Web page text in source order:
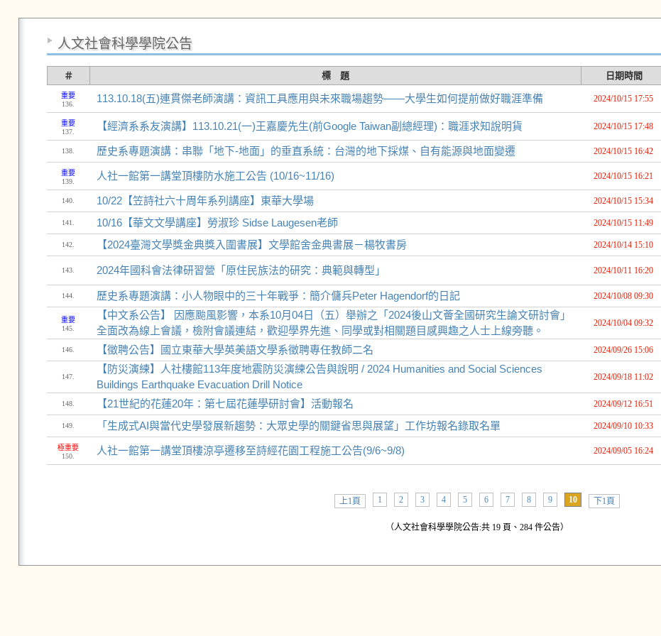
人文社會科學學院公告
＃ 標 題 日期時間
重要
136.
113.10.18(五)連貫傑老師演講：資訊工具應用與未來職場趨勢——大學生如何提前做好職涯準備 2024/10/15 17:55
重要
137.
【經濟系系友演講】113.10.21(一)王嘉慶先生(前Google Taiwan副總經理)：職涯求知說明貨 2024/10/15 17:48
138. 歷史系專題演講：串聯「地下-地面」的垂直系統：台灣的地下採煤、自有能源與地面變遷 2024/10/15 16:42
重要
139.
人社一館第一講堂頂樓防水施工公告 (10/16~11/16) 2024/10/15 16:21
140. 10/22【笠詩社六十周年系列講座】東華大學場 2024/10/15 15:34
141. 10/16【華文文學講座】勞淑珍 Sidse Laugesen老師 2024/10/15 11:49
142. 【2024臺灣文學獎金典獎入圍書展】文學館舍金典書展－楊牧書房 2024/10/14 15:10
143. 2024年國科會法律研習營「原住民族法的研究：典範與轉型」 2024/10/11 16:20
144. 歷史系專題演講：小人物眼中的三十年戰爭：簡介傭兵Peter Hagendorf的日記 2024/10/08 09:30
重要
145.
【中文系公告】 因應颱風影響，本系10月04日（五）舉辦之「2024後山文薈全國研究生論文研討會」
全面改為線上會議，檢附會議連結，歡迎學界先進、同學或對相關題目感興趣之人士上線旁聽。
2024/10/04 09:32
146. 【徵聘公告】國立東華大學英美語文學系徵聘專任教師二名 2024/09/26 15:06
147.
【防災演練】人社樓館113年度地震防災演練公告與說明 / 2024 Humanities and Social Sciences
Buildings Earthquake Evacuation Drill Notice
2024/09/18 11:02
148. 【21世紀的花蓮20年：第七屆花蓮學研討會】活動報名 2024/09/12 16:51
149. 「生成式AI與當代史學發展新趨勢：大眾史學的關鍵省思與展望」工作坊報名錄取名單 2024/09/10 10:33
極重要
150.
人社一館第一講堂頂樓涼亭遷移至詩經花園工程施工公告(9/6~9/8) 2024/09/05 16:24
上1頁 1 2 3 4 5 6 7 8 9 10 下1頁
（人文社會科學學院公告:共 19 頁、284 件公告）